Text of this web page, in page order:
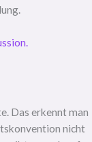
Das erkennt man
nicht